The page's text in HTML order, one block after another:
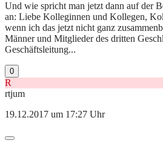
Und wie spricht man jetzt dann auf der
an: Liebe Kolleginnen und Kollegen,
wenn ich das jetzt nicht ganz
Männer und Mitglieder des dritten
Geschäftsleitung...
0
R
rtjum
19.12.2017 um 17:27 Uhr